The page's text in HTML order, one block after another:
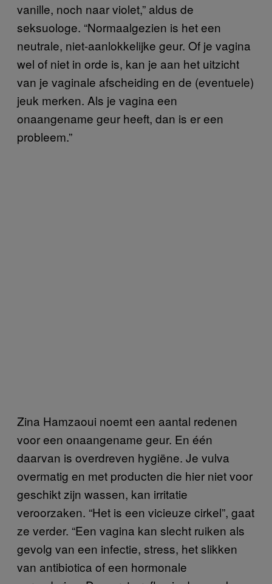
vanille, noch naar violet,” aldus de
seksuologe. “Normaalgezien is het een
neutrale, niet-aanlokkelijke geur. Of je vagina
wel of niet in orde is, kan je aan het uitzicht
van je vaginale afscheiding en de (eventuele)
jeuk merken. Als je vagina een
onaangename geur heeft, dan is er een
probleem.”
Zina Hamzaoui noemt een aantal redenen
voor een onaangename geur. En één
daarvan is overdreven hygiëne. Je vulva
overmatig en met producten die hier niet voor
geschikt zijn wassen, kan irritatie
veroorzaken. “Het is een vicieuze cirkel”, gaat
ze verder. “Een vagina kan slecht ruiken als
gevolg van een infectie, stress, het slikken
van antibiotica of een hormonale